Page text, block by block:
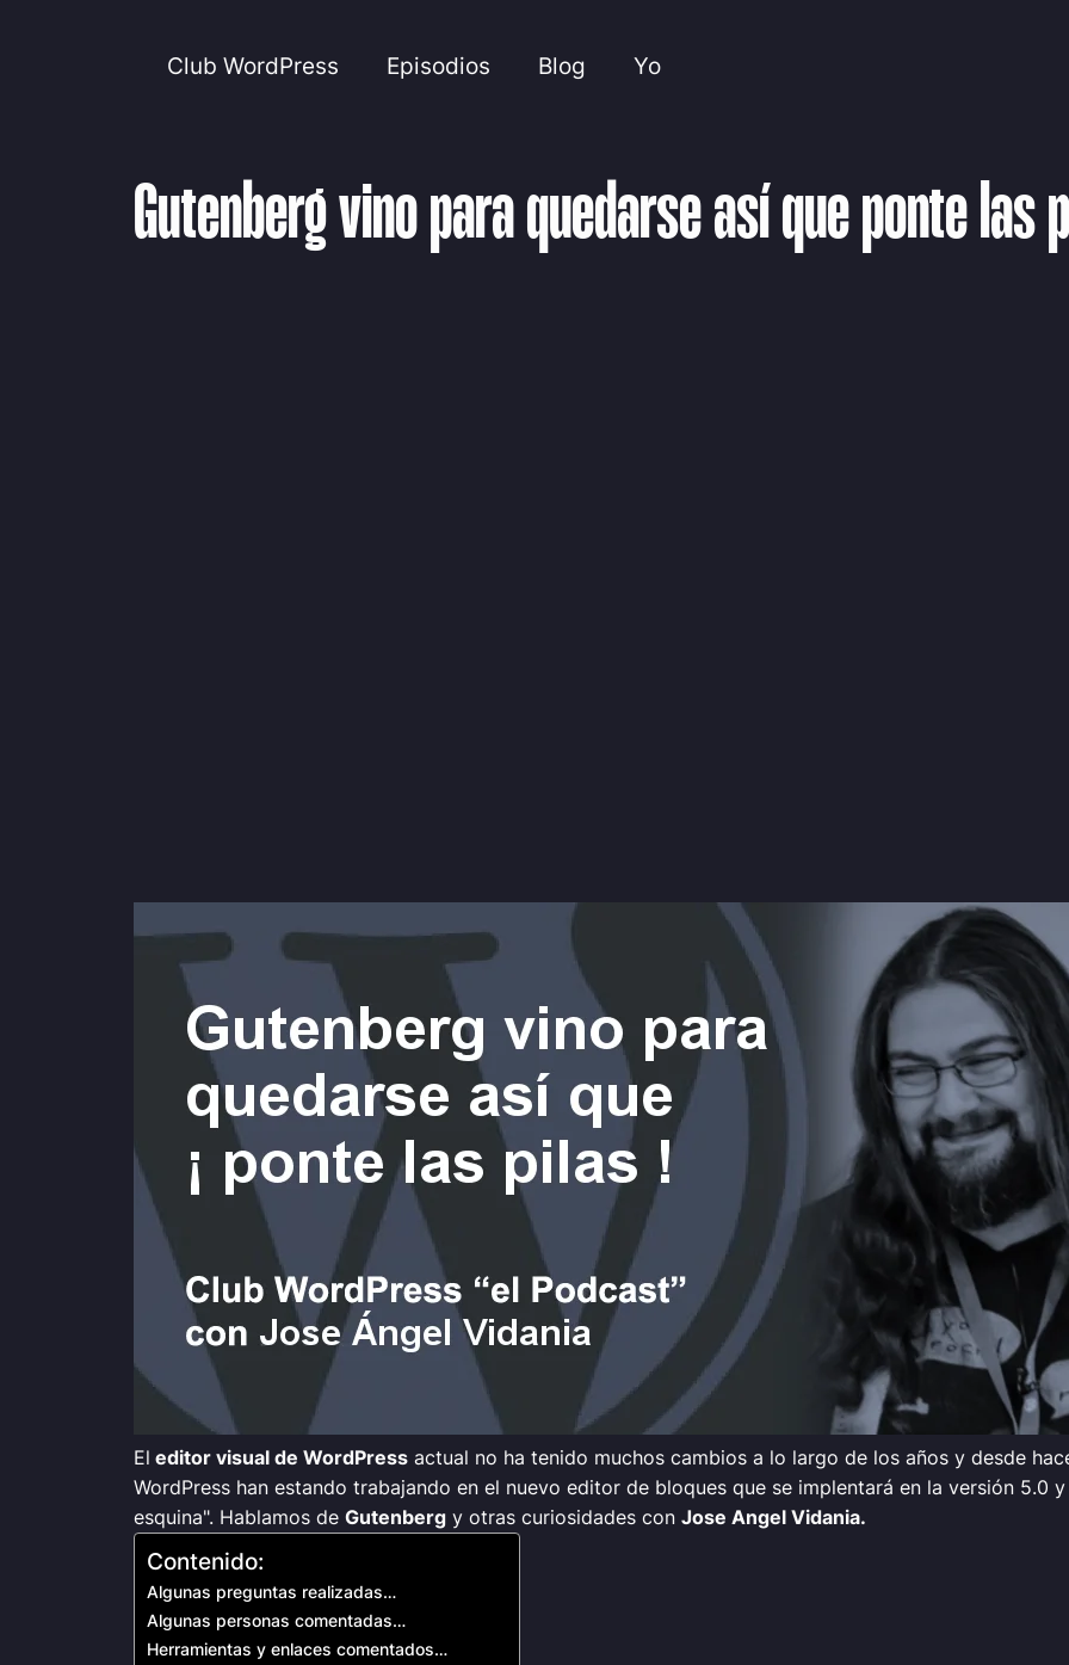
Club WordPress Episodios Blog Yo
Gutenberg vino para quedarse así que ponte las
El editor visual de WordPress actual no ha tenido muchos cambios a lo largo de los años y desde
WordPress han estando trabajando en el nuevo editor de bloques que se implentará en la versión 5.0
esquina". Hablamos de Gutenberg y otras curiosidades con Jose Angel Vidania.
Contenido:
Algunas preguntas realizadas…
Algunas personas comentadas…
Herramientas y enlaces comentados…